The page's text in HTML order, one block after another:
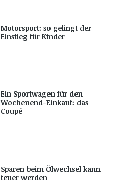
Motorsport: so gelingt der
Einstieg für Kinder
Ein Sportwagen für den
Wochenend-Einkauf: das
Coupé
Sparen beim Ölwechsel kann
teuer werden